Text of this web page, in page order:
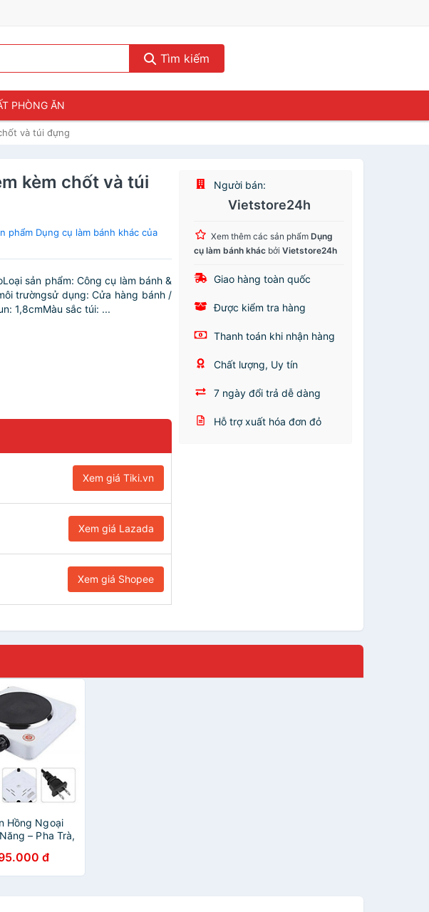
Tìm kiếm
PHÒNG ĂN
và túi đựng
kèm chốt và túi
phẩm Dụng cụ làm bánh khác của
sản phẩm: Công cụ làm bánh &
trườngsử dụng: Cửa hàng bánh /
1,8cmMàu sắc túi: ...
Xem giá Tiki.vn
Xem giá Lazada
Xem giá Shopee
Người bán:
Vietstore24h
Xem thêm các sản phẩmDụng
cụ làm bánh khác bởiVietstore24h
Giao hàng toàn quốc
Được kiểm tra hàng
Thanh toán khi nhận hàng
Chất lượng, Uy tín
7 ngày đổi trả dễ dàng
Hỗ trợ xuất hóa đơn đỏ
Hồng Ngoại
– Pha Trà,
Lợi
đ